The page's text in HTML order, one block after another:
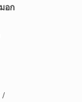
อก
/